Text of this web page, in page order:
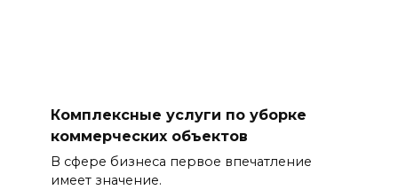
Комплексные услуги по уборке
коммерческих объектов
В сфере бизнеса первое впечатление
имеет значение.